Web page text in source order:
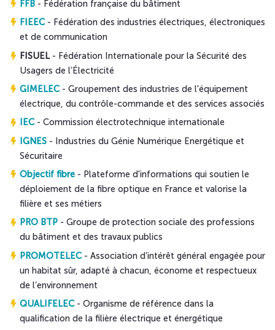
FFB- Fédération française du bâtiment
FIEEC - Fédération des industries électriques, électroniques
et de communication
FISUEL- Fédération Internationale pour la Sécurité des
Usagers de l’Électricité
GIMELEC - Groupement des industries de l'équipement
électrique, du contrôle-commande et des services associés
IEC - Commission électrotechnique internationale
IGNES - Industries du Génie Numérique Energétique et
Sécuritaire
Objectif fibre- Plateforme d'informations qui soutien le
déploiement de la fibre optique en France et valorise la
filière et ses métiers
PRO BTP- Groupe de protection sociale des professions
du bâtiment et des travaux publics
PROMOTELEC - Association d’intérêt général engagée pour
un habitat sûr, adapté à chacun, économe et respectueux
de l’environnement
QUALIFELEC - Organisme de référence dans la
qualification de la filière électrique et énergétique